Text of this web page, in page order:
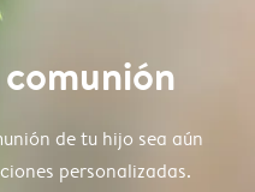
de tu hijo sea aún
personalizadas.